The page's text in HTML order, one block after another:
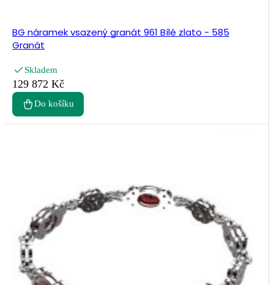
BG náramek vsazený granát 961 Bílé zlato - 585
Granát
Skladem
129 872 Kč
Do košíku